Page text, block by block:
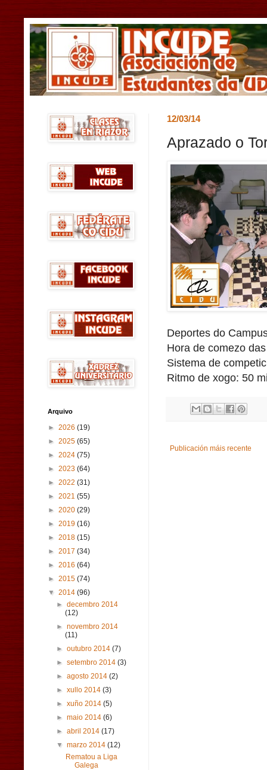
12/03/14
Aprazado o
Deportes do
Hora de comezo
Sistema de
Ritmo de xogo: 50
Publicación máis recente
Arquivo
► 2026 (19)
► 2025 (65)
► 2024 (75)
► 2023 (64)
► 2022 (31)
► 2021 (55)
► 2020 (29)
► 2019 (16)
► 2018 (15)
► 2017 (34)
► 2016 (64)
► 2015 (74)
▼ 2014 (96)
►decembro 2014
(12)
►novembro 2014
(11)
►outubro 2014(7)
►setembro 2014(3)
►agosto 2014(2)
►xullo 2014(3)
►xuño 2014(5)
►maio 2014(6)
►abril 2014(17)
▼marzo 2014(12)
Rematou a Liga
Galega